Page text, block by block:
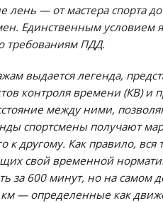
лень — от мастера спорта
Единственным условием
требованиям ПДД.
выдается легенда,
контроля времени (КВ) и
между ними,
спортсмены получают
другому. Как правило, вся
свой временной
за 600 минут, но на самом
— определенные как